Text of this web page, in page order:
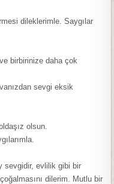
dileklerimle. Saygılar
birbirinize daha çok
sevgi eksik
olsun.
sevgidir, evlilik gibi bir
dilerim. Mutlu bir